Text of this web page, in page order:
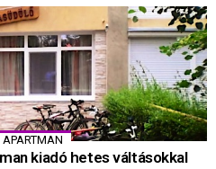
kiadó hetes váltásokkal